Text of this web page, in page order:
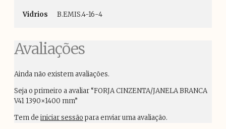
Vidrios B.EMIS.4-16-4
Avaliações
Ainda não existem avaliações.
Seja o primeiro a avaliar “FORJA CINZENTA/JANELA BRANCA
V41 1390×1400 mm”
Tem de iniciar sessãopara enviar uma avaliação.